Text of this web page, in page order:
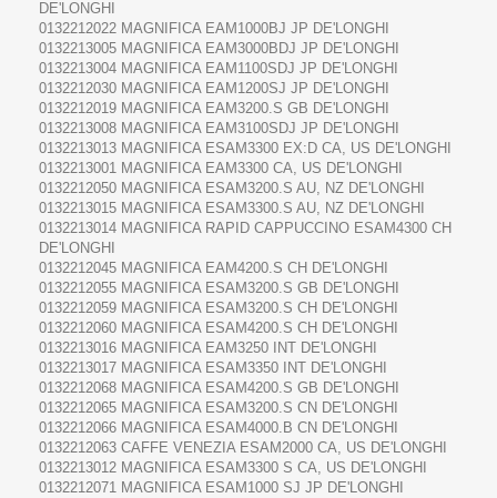
DE'LONGHI
0132212022 MAGNIFICA EAM1000BJ JP DE'LONGHI
0132213005 MAGNIFICA EAM3000BDJ JP DE'LONGHI
0132213004 MAGNIFICA EAM1100SDJ JP DE'LONGHI
0132212030 MAGNIFICA EAM1200SJ JP DE'LONGHI
0132212019 MAGNIFICA EAM3200.S GB DE'LONGHI
0132213008 MAGNIFICA EAM3100SDJ JP DE'LONGHI
0132213013 MAGNIFICA ESAM3300 EX:D CA, US DE'LONGHI
0132213001 MAGNIFICA EAM3300 CA, US DE'LONGHI
0132212050 MAGNIFICA ESAM3200.S AU, NZ DE'LONGHI
0132213015 MAGNIFICA ESAM3300.S AU, NZ DE'LONGHI
0132213014 MAGNIFICA RAPID CAPPUCCINO ESAM4300 CH
DE'LONGHI
0132212045 MAGNIFICA EAM4200.S CH DE'LONGHI
0132212055 MAGNIFICA ESAM3200.S GB DE'LONGHI
0132212059 MAGNIFICA ESAM3200.S CH DE'LONGHI
0132212060 MAGNIFICA ESAM4200.S CH DE'LONGHI
0132213016 MAGNIFICA EAM3250 INT DE'LONGHI
0132213017 MAGNIFICA ESAM3350 INT DE'LONGHI
0132212068 MAGNIFICA ESAM4200.S GB DE'LONGHI
0132212065 MAGNIFICA ESAM3200.S CN DE'LONGHI
0132212066 MAGNIFICA ESAM4000.B CN DE'LONGHI
0132212063 CAFFE VENEZIA ESAM2000 CA, US DE'LONGHI
0132213012 MAGNIFICA ESAM3300 S CA, US DE'LONGHI
0132212071 MAGNIFICA ESAM1000 SJ JP DE'LONGHI